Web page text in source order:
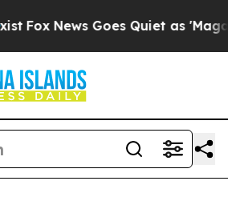
News Goes Quiet as 'Maga